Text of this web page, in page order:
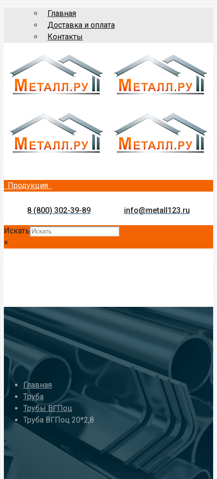
Главная
Доставка и оплата
Контакты
Продукция
8 (800) 302-39-89 info@metall123.ru
Искать
×
Главная
Труба
Трубы ВГПоц
Труба ВГПоц 20*2,8